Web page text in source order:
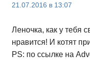
21.07.2016 в 13:07
Леночка, как у тебя
нравится! И котят
PS: по ссылке на